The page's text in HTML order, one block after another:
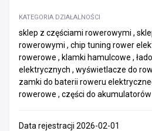
KATEGORIA DZIAŁALNOŚCI
sklep z częściami rowerowymi ,
rowerowymi , chip tuning rower
rowerowe , klamki hamulcowe ,
elektrycznych , wyświetlacze do
zamki do baterii roweru
rowerowe , części do
Data rejestracji 2026-02-01